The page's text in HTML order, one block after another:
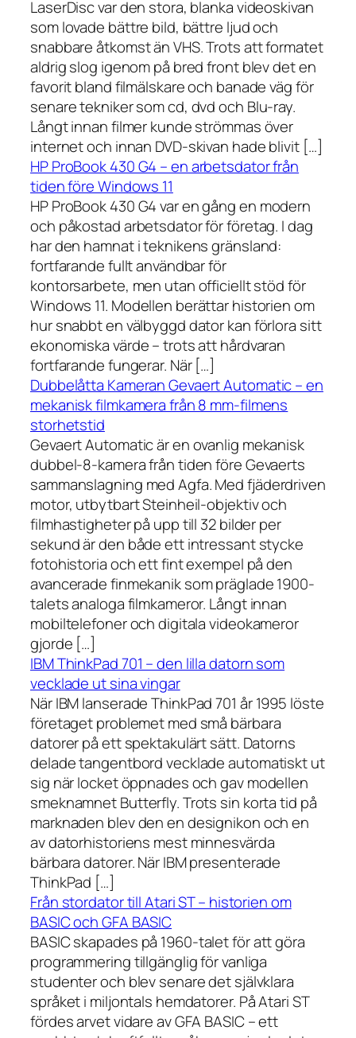
LaserDisc var den stora, blanka videoskivan
som lovade bättre bild, bättre ljud och
snabbare åtkomst än VHS. Trots att formatet
aldrig slog igenom på bred front blev det en
favorit bland filmälskare och banade väg för
senare tekniker som cd, dvd och Blu-ray.
Långt innan filmer kunde strömmas över
internet och innan DVD-skivan hade blivit […]
HP ProBook 430 G4 – en arbetsdator från
tiden före Windows 11
HP ProBook 430 G4 var en gång en modern
och påkostad arbetsdator för företag. I dag
har den hamnat i teknikens gränsland:
fortfarande fullt användbar för
kontorsarbete, men utan officiellt stöd för
Windows 11. Modellen berättar historien om
hur snabbt en välbyggd dator kan förlora sitt
ekonomiska värde – trots att hårdvaran
fortfarande fungerar. När […]
Dubbelåtta Kameran Gevaert Automatic – en
mekanisk filmkamera från 8 mm-filmens
storhetstid
Gevaert Automatic är en ovanlig mekanisk
dubbel-8-kamera från tiden före Gevaerts
sammanslagning med Agfa. Med fjäderdriven
motor, utbytbart Steinheil-objektiv och
filmhastigheter på upp till 32 bilder per
sekund är den både ett intressant stycke
fotohistoria och ett fint exempel på den
avancerade finmekanik som präglade 1900-
talets analoga filmkameror. Långt innan
mobiltelefoner och digitala videokameror
gjorde […]
IBM ThinkPad 701 – den lilla datorn som
vecklade ut sina vingar
När IBM lanserade ThinkPad 701 år 1995 löste
företaget problemet med små bärbara
datorer på ett spektakulärt sätt. Datorns
delade tangentbord vecklade automatiskt ut
sig när locket öppnades och gav modellen
smeknamnet Butterfly. Trots sin korta tid på
marknaden blev den en designikon och en
av datorhistoriens mest minnesvärda
bärbara datorer. När IBM presenterade
ThinkPad […]
Från stordator till Atari ST – historien om
BASIC och GFA BASIC
BASIC skapades på 1960-talet för att göra
programmering tillgänglig för vanliga
studenter och blev senare det självklara
språket i miljontals hemdatorer. På Atari ST
fördes arvet vidare av GFA BASIC – ett